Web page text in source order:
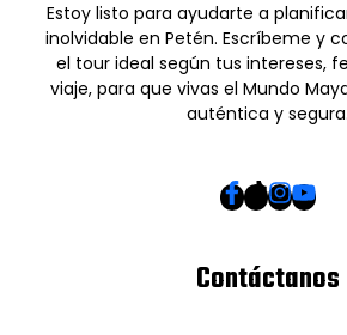
Estoy listo para ayudarte a
inolvidable en Petén. Escríbeme y
el tour ideal según tus intereses,
viaje, para que vivas el Mundo
auténtica y segura.
Contáctanos